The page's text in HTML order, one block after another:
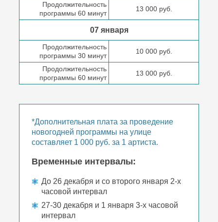
Продолжительность
программы 60 минут
13 000 руб.
07 января
Продолжительность
программы 30 минут
10 000 руб.
Продолжительность
программы 60 минут
13 000 руб.
*Дополнительная плата за проведение
новогодней программы на улице
составляет 1 000 руб. за 1 артиста.
Временные интервалы:
До 26 декабря и со второго января 2-х
часовой интервал
27-30 декабря и 1 января 3-х часовой
интервал